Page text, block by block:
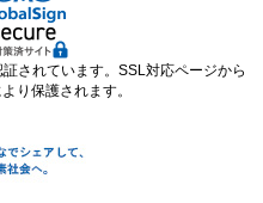
されています。SSL対応ページから
り保護されます。